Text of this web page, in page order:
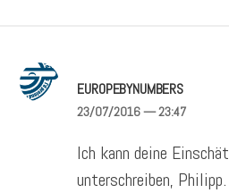
EUROPEBYNUMBERS
23/07/2016— 23:47
Ich kann deine
unterschreiben,